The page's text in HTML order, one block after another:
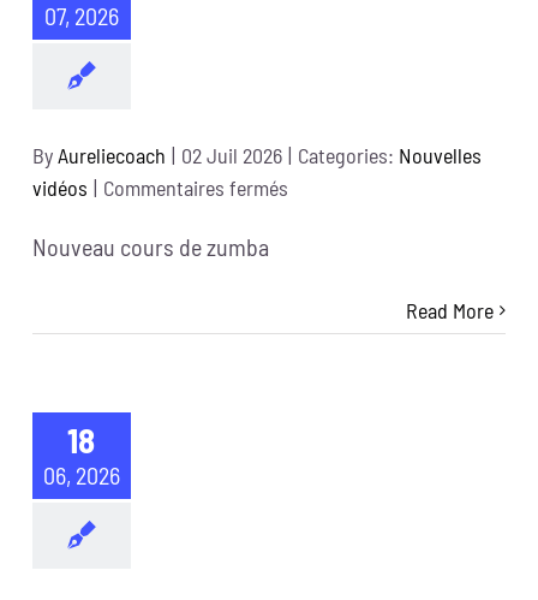
07, 2026
ByAureliecoach | 02 Juil 2026 | Categories: Nouvelles
vidéos | Commentaires ferméssur
Nouveau cours de zumba
Read More
18
06, 2026